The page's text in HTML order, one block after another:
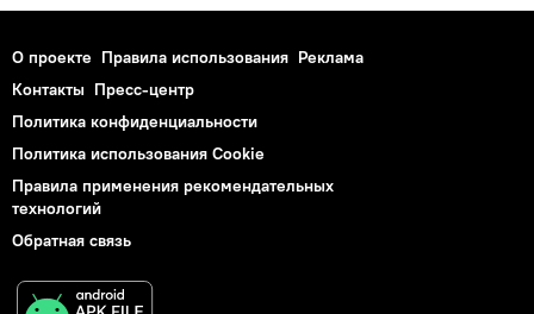
О проекте Правила использования Реклама
Контакты Пресс-центр
Политика конфиденциальности
Политика использования Cookie
Правила применения рекомендательных
технологий
Обратная связь